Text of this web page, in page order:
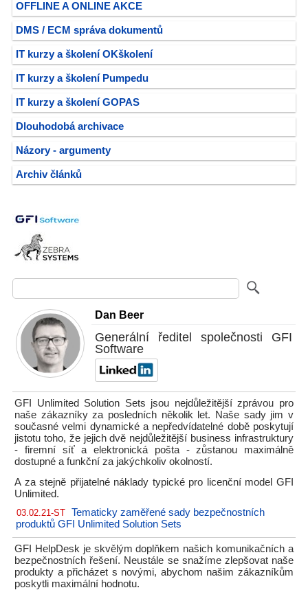
OFFLINE A ONLINE AKCE
DMS / ECM správa dokumentů
IT kurzy a školení OKškolení
IT kurzy a školení Pumpedu
IT kurzy a školení GOPAS
Dlouhodobá archivace
Názory - argumenty
Archiv článků
Dan Beer
Generální ředitel společnosti GFI
Software
GFI Unlimited Solution Sets jsou nejdůležitější zprávou pro
naše zákazníky za posledních několik let. Naše sady jim v
současné velmi dynamické a nepředvídatelné době poskytují
jistotu toho, že jejich dvě nejdůležitější business infrastruktury
- firemní síť a elektronická pošta - zůstanou maximálně
dostupné a funkční za jakýchkoliv okolností.
A za stejně přijatelné náklady typické pro licenční model GFI
Unlimited.
03.02.21-ST Tematicky zaměřené sady bezpečnostních
produktů GFI Unlimited Solution Sets
GFI HelpDesk je skvělým doplňkem našich komunikačních a
bezpečnostních řešení. Neustále se snažíme zlepšovat naše
produkty a přicházet s novými, abychom našim zákazníkům
poskytli maximální hodnotu.